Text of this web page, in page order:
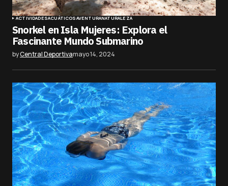
ACTIVIDADESACUÁTICOSAVENTURANATURALEZA
Snorkel en Isla Mujeres: Explora el
Fascinante Mundo Submarino
byCentral Deportivamayo 14, 2024